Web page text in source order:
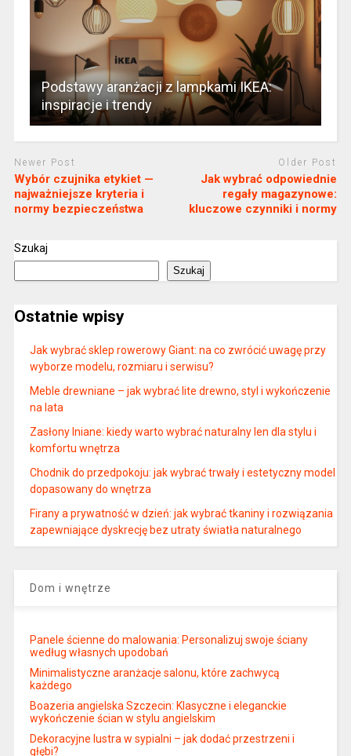
Podstawy aranżacji z lampkami IKEA:
inspiracje i trendy
Newer Post
Wybór czujnika etykiet —
najważniejsze kryteria i
normy bezpieczeństwa
Older Post
Jak wybrać odpowiednie
regały magazynowe:
kluczowe czynniki i normy
Szukaj
Szukaj
Ostatnie wpisy
Jak wybrać sklep rowerowy Giant: na co zwrócić uwagę przy
wyborze modelu, rozmiaru i serwisu?
Meble drewniane – jak wybrać lite drewno, styl i wykończenie
na lata
Zasłony lniane: kiedy warto wybrać naturalny len dla stylu i
komfortu wnętrza
Chodnik do przedpokoju: jak wybrać trwały i estetyczny model
dopasowany do wnętrza
Firany a prywatność w dzień: jak wybrać tkaniny i rozwiązania
zapewniające dyskrecję bez utraty światła naturalnego
Dom i wnętrze
Panele ścienne do malowania: Personalizuj swoje ściany
według własnych upodobań
Minimalistyczne aranżacje salonu, które zachwycą
każdego
Boazeria angielska Szczecin: Klasyczne i eleganckie
wykończenie ścian w stylu angielskim
Dekoracyjne lustra w sypialni – jak dodać przestrzeni i
głębi?